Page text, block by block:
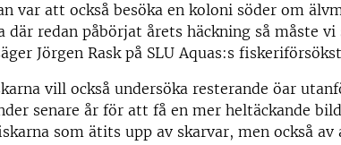
var att också besöka en koloni söder om
där redan påbörjat årets häckning så måste
Jörgen Rask på SLU Aquas:s
vill också undersöka resterande öar
senare år för att få en mer heltäckande
som ätits upp av skarvar, men också av